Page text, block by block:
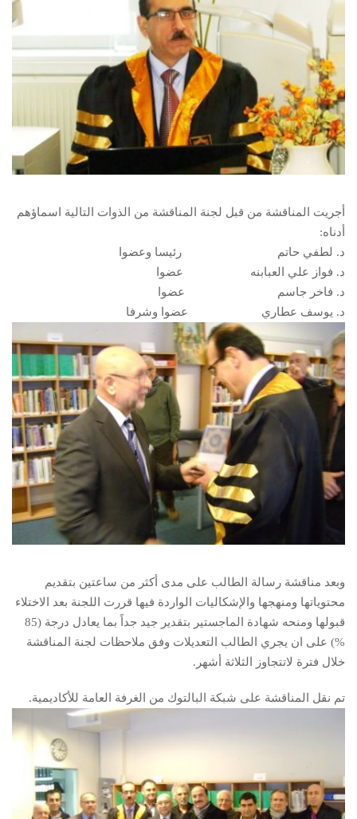
أجريت المناقشة من قبل لجنة المناقشة من الذوات التالية اسماؤهم
أدناه:
د. لطفي حاتم رئيسا وعضوا
د. فواز علي العبابنه عضوا
د. فاخر جاسم عضوا
د. يوسف عطاري عضوا وشرفا
وبعد مناقشة رسالة الطالب على مدى أكثر من ساعتين بتقديم
محتوياتها ومنهجها والإشكاليات الواردة فيها قررت اللجنة بعد الاختلاء
قبولها ومنحه شهادة الماجستير بتقدير جيد جداً بما يعادل درجة (85
%) على ان يجري الطالب التعديلات وفق ملاحظات لجنة المناقشة
خلال فترة لاتتجاوز الثلاثة أشهر.
تم نقل المناقشة على شبكة البالتوك من الغرفة العامة للأكاديمية.